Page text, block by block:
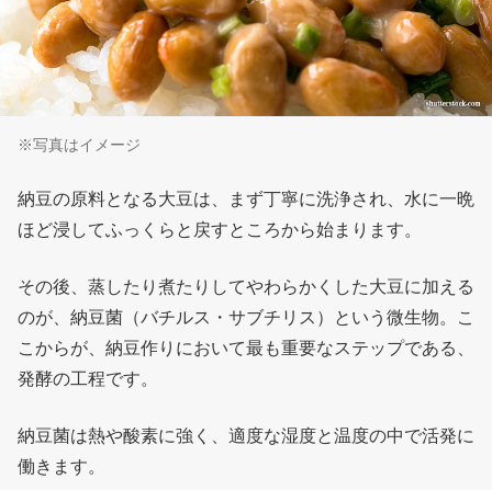
※写真はイメージ
納豆の原料となる大豆は、まず丁寧に洗浄され、水に一晩
ほど浸してふっくらと戻すところから始まります。
その後、蒸したり煮たりしてやわらかくした大豆に加える
のが、納豆菌（バチルス・サブチリス）という微生物。こ
こからが、納豆作りにおいて最も重要なステップである、
発酵の工程です。
納豆菌は熱や酸素に強く、適度な湿度と温度の中で活発に
働きます。